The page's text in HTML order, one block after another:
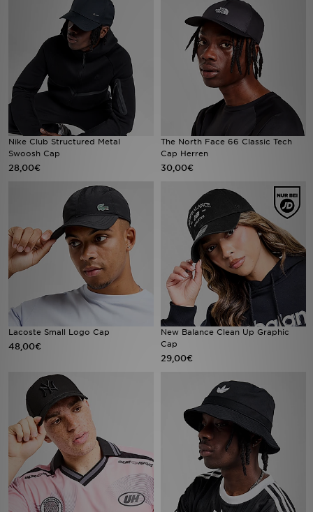
Nike Club Structured Metal
Swoosh Cap
28,00€
The North Face 66 Classic Tech
Cap Herren
30,00€
Lacoste Small Logo Cap
48,00€
New Balance Clean Up Graphic
Cap
29,00€
Hilfe & Kontakt
Geschenkgutschein
Blog